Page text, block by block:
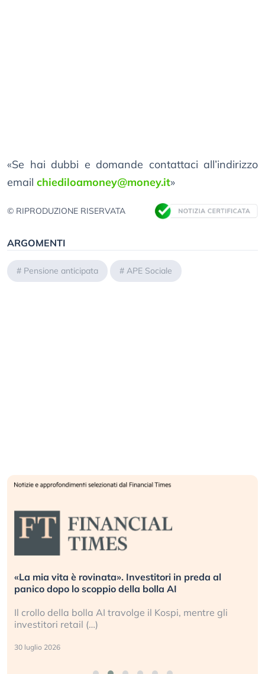
«Se hai dubbi e domande contattaci all’indirizzo
email chiediloamoney@money.it»
© RIPRODUZIONE RISERVATA
ARGOMENTI
# Pensione anticipata # APE Sociale
«La mia vita è rovinata». Investitori in preda al
panico dopo lo scoppio della bolla AI
Il crollo della bolla AI travolge il Kospi, mentre gli
investitori retail (…)
30 luglio 2026